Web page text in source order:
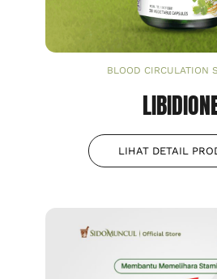
BLOOD CIRCULATION
LIHAT DETAIL